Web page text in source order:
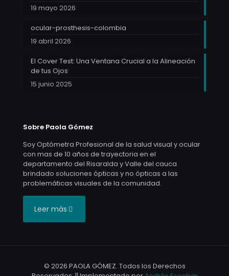
19 mayo 2026
ocular-prosthesis-colombia
19 abril 2026
El Cover Test: Una Ventana Crucial a la Alineación
de tus Ojos
15 junio 2025
Sobre Paola Gómez
Soy Optómetra Profesional de la salud visual y ocular
con mas de 10 años de trayectoria en el
departamento del Risaralda y Valle del cauca
brindado soluciones ópticas y no ópticas a las
problemáticas visuales de la comunidad.
Leer más
© 2026 PAOLA GÓMEZ. Todos los Derechos